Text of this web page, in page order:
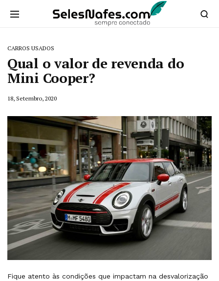
CARROS USADOS
Qual o valor de revenda do
Mini Cooper?
18, Setembro, 2020
Fique atento às condições que impactam na desvalorização